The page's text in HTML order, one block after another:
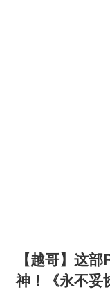
【越哥】这
神！《永不妥